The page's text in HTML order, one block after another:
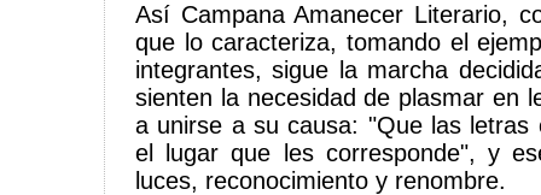
Así Campana Amanecer Literario,
que lo caracteriza, tomando el
integrantes, sigue la marcha
sienten la necesidad de plasmar en
a unirse a su causa: "Que las letras
el lugar que les corresponde", y
luces, reconocimiento y renombre.